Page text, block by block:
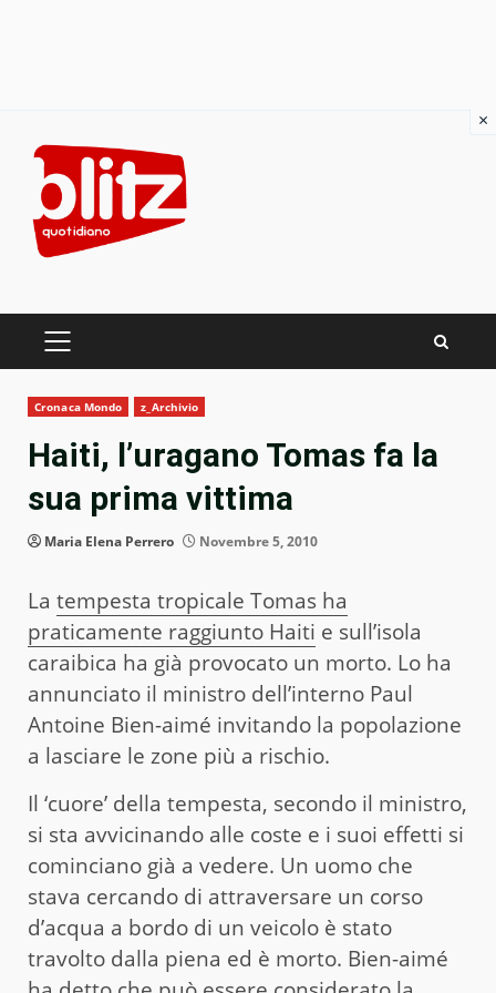
content
PRIMARY
Cronaca Mondo z_Archivio
Haiti, l’uragano Tomas fa la
sua prima vittima
Maria Elena Perrero Novembre 5, 2010
La tempesta tropicale Tomas ha
praticamente raggiunto Haiti e sull’isola
caraibica ha già provocato un morto. Lo ha
annunciato il ministro dell’interno Paul
Antoine Bien-aimé invitando la popolazione
a lasciare le zone più a rischio.
Il ‘cuore’ della tempesta, secondo il ministro,
si sta avvicinando alle coste e i suoi effetti si
cominciano già a vedere. Un uomo che
stava cercando di attraversare un corso
d’acqua a bordo di un veicolo è stato
travolto dalla piena ed è morto. Bien-aimé
×